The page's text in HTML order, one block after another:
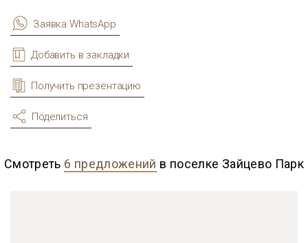
Заявка WhatsApp
Добавить в закладки
Получить презентацию
Поделиться
Смотреть 6 предложений в поселке Зайцево Парк